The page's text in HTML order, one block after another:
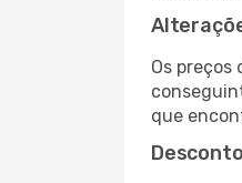
Os preços
que